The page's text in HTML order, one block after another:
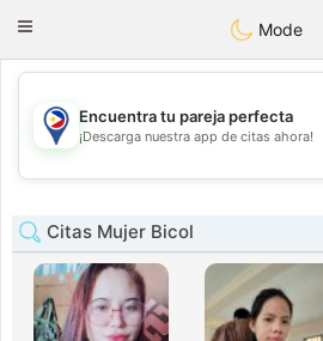
Philippines
Toggle
Mode
💖
💕
Encuentra tu pareja perfecta
¡Descarga nuestra app de citas ahora!
Citas Mujer Bicol